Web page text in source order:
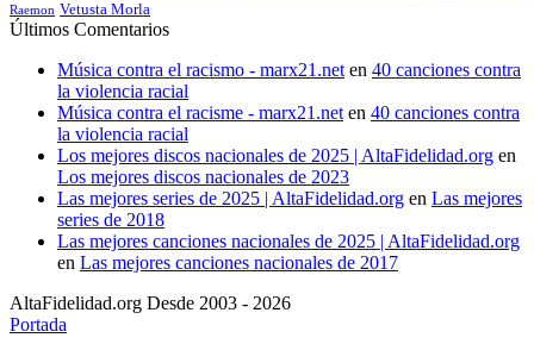
Raemon Vetusta Morla
Últimos Comentarios
Música contra el racismo - marx21.neten 40 canciones contra
la violencia racial
Música contra el racisme - marx21.neten 40 canciones contra
la violencia racial
Los mejores discos nacionales de 2025 | AltaFidelidad.org en
Los mejores discos nacionales de 2023
Las mejores series de 2025 | AltaFidelidad.org en Las mejores
series de 2018
Las mejores canciones nacionales de 2025 | AltaFidelidad.org
en Las mejores canciones nacionales de 2017
AltaFidelidad.org Desde 2003 - 2026
Portada